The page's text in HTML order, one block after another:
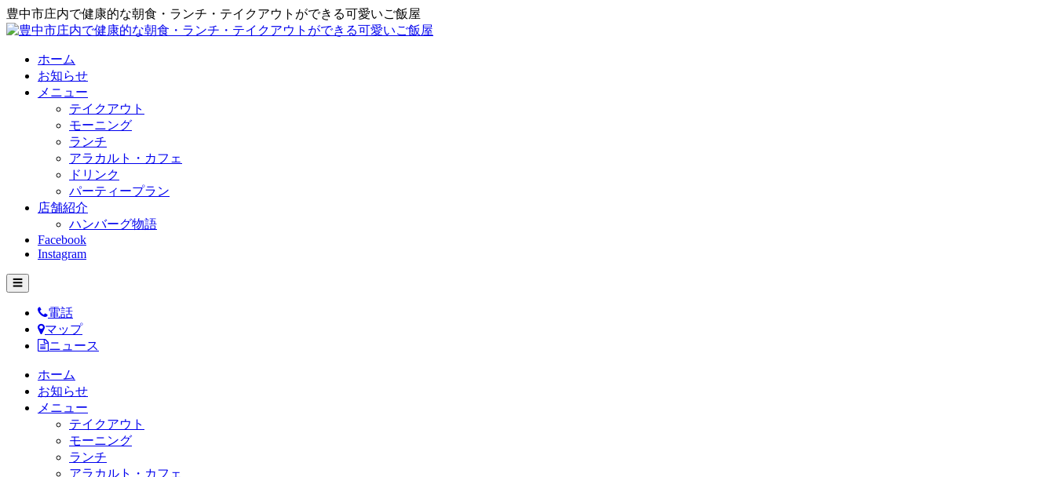
豊中市庄内で健康的な朝食・ランチ・テイクアウトができる可愛いご飯屋
ホーム
お知らせ
メニュー
テイクアウト
モーニング
ランチ
アラカルト・カフェ
ドリンク
パーティープラン
店舗紹介
ハンバーグ物語
Facebook
Instagram
☰
電話
マップ
ニュース
ホーム
お知らせ
メニュー
テイクアウト
モーニング
ランチ
アラカルト・カフェ